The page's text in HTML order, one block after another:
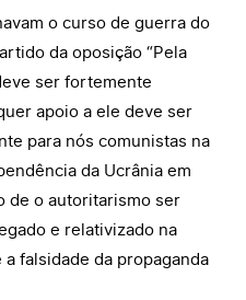
o curso de guerra do
da oposição “Pela
ser fortemente
apoio a ele deve ser
para nós comunistas na
da Ucrânia em
de o autoritarismo ser
e relativizado na
falsidade da propaganda